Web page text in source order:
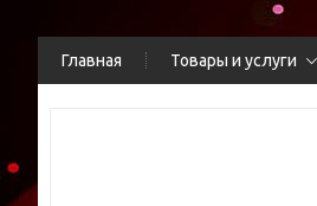
Главная Товары и услуги